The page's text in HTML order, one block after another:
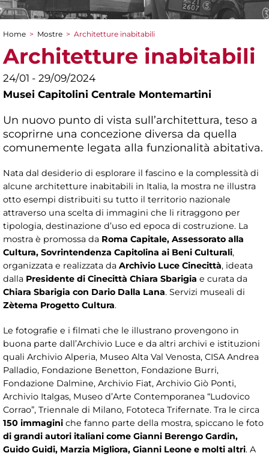
Tu sei qui
Home > Mostre > Architetture inabitabili
Architetture inabitabili
24/01 - 29/09/2024
Musei Capitolini Centrale Montemartini
Un nuovo punto di vista sull’architettura, teso a
scoprirne una concezione diversa da quella
comunemente legata alla funzionalità abitativa.
Nata dal desiderio di esplorare il fascino e la complessità di
alcune architetture inabitabili in Italia, la mostra ne illustra
otto esempi distribuiti su tutto il territorio nazionale
attraverso una scelta di immagini che li ritraggono per
tipologia, destinazione d’uso ed epoca di costruzione. La
mostra è promossa da Roma Capitale, Assessorato alla
Cultura, Sovrintendenza Capitolina ai Beni Culturali,
organizzata e realizzata da Archivio Luce Cinecittà, ideata
dalla Presidente di Cinecittà Chiara Sbarigia e curata da
Chiara Sbarigia con Dario Dalla Lana. Servizi museali di
Zètema Progetto Cultura.
Le fotografie e i filmati che le illustrano provengono in
buona parte dall’Archivio Luce e da altri archivi e istituzioni
quali Archivio Alperia, Museo Alta Val Venosta, CISA Andrea
Palladio, Fondazione Benetton, Fondazione Burri,
Fondazione Dalmine, Archivio Fiat, Archivio Giò Ponti,
Archivio Italgas, Museo d’Arte Contemporanea “Ludovico
Corrao”, Triennale di Milano, Fototeca Trifernate. Tra le circa
150 immagini che fanno parte della mostra, spiccano le foto
di grandi autori italiani come Gianni Berengo Gardin,
Guido Guidi, Marzia Migliora, Gianni Leone e molti altri. A